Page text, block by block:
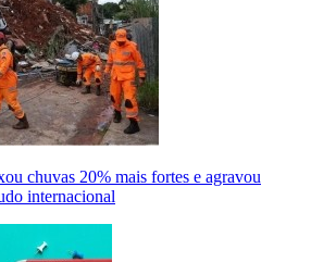
chuvas 20% mais fortes e agravou
internacional